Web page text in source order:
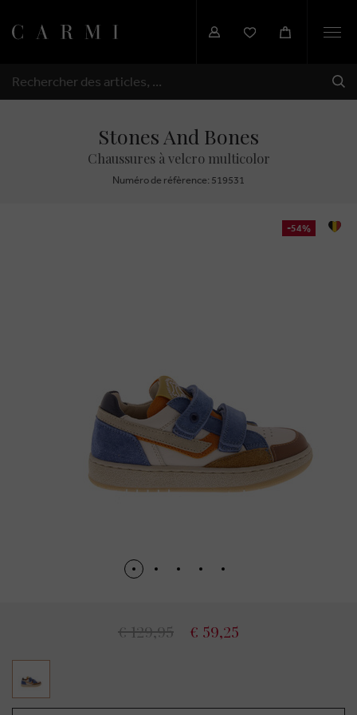
RECHERCHER
Stones And Bones
Chaussures à velcro multicolor
Numéro de réfèrence: 519531
-54%
€ 129,95 € 59,25